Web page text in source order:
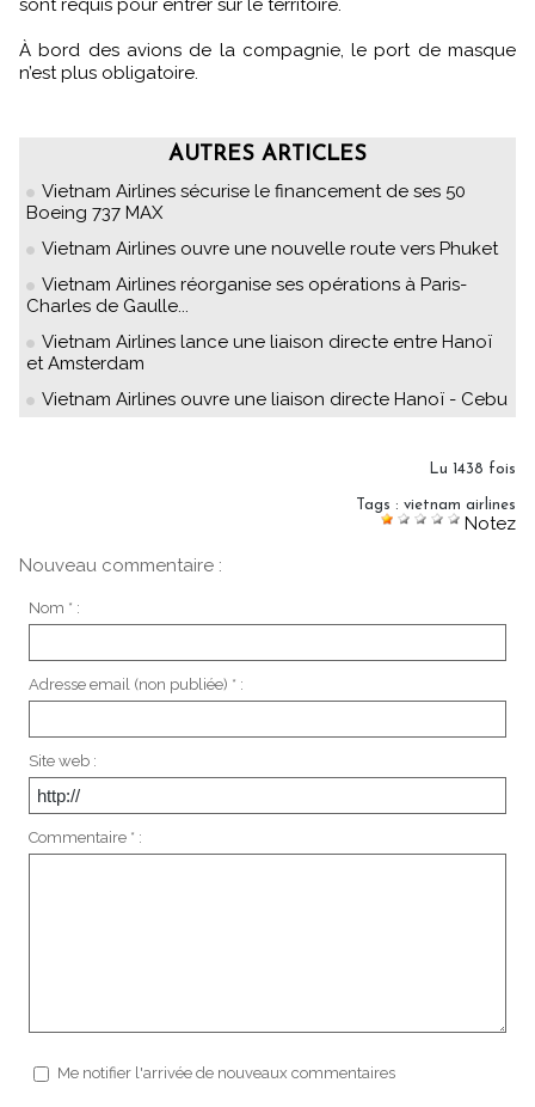
sont requis pour entrer sur le territoire.
À bord des avions de la compagnie, le port de masque
n’est plus obligatoire.
AUTRES ARTICLES
Vietnam Airlines sécurise le financement de ses 50
Boeing 737 MAX
Vietnam Airlines ouvre une nouvelle route vers Phuket
Vietnam Airlines réorganise ses opérations à Paris-
Charles de Gaulle...
Vietnam Airlines lance une liaison directe entre Hanoï
et Amsterdam
Vietnam Airlines ouvre une liaison directe Hanoï - Cebu
Lu 1438 fois
Tags : vietnam airlines
Notez
Nouveau commentaire :
Nom * :
Adresse email (non publiée) * :
Site web :
Commentaire * :
Me notifier l'arrivée de nouveaux commentaires